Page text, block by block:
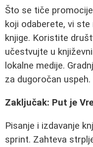
Što se tiče
koji odaberete, vi
knjige. Koristite
učestvujte u
lokalne medije.
za dugoročan uspeh.
Zaključak: Put je
Pisanje i izdavanje
sprint. Zahteva